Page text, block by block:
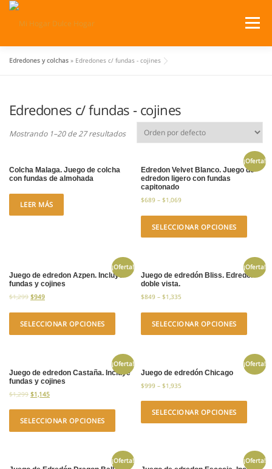
Saltar
contenido
Menú
¿DÓNDE ESTAMOS? CATÁLOGOS
Edredones y colchas » Edredones c/ fundas - cojines
Edredones c/ fundas - cojines
Mostrando 1–20 de 27 resultados
Colcha Malaga. Juego de colcha
con fundas de almohada
LEER MÁS
¡Oferta!
Edredon Velvet Blanco. Juego de
edredon ligero con fundas
capitonado
$689 –$1,069
SELECCIONAR OPCIONES
¡Oferta!
Juego de edredon Azpen. Incluye
fundas y cojines
$1,299 $949
SELECCIONAR OPCIONES
¡Oferta!
Juego de edredón Bliss. Edredón
doble vista.
$849 –$1,335
SELECCIONAR OPCIONES
¡Oferta!
Juego de edredon Castaña. Incluye
fundas y cojines
$1,299 $1,145
SELECCIONAR OPCIONES
¡Oferta!
Juego de edredón Chicago
$999 –$1,935
SELECCIONAR OPCIONES
¡Oferta!
¡Oferta!